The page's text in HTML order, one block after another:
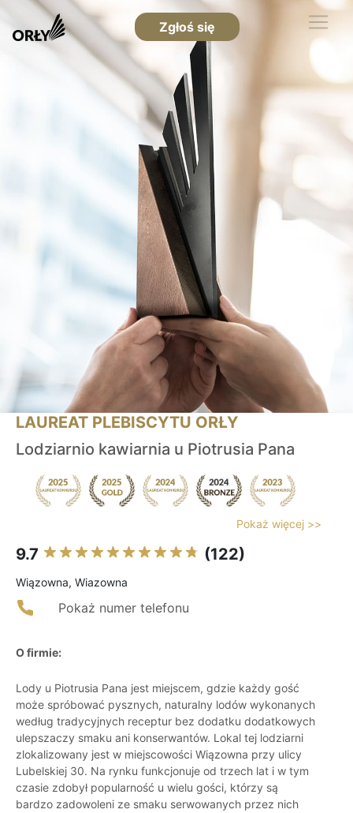
Zgłoś się
LAUREAT PLEBISCYTU ORŁY
Lodziarnio kawiarnia u Piotrusia Pana
Pokaż więcej >>
9.7 (122)
Wiązowna, Wiazowna
Pokaż numer telefonu
O firmie:
Lody u Piotrusia Pana jest miejscem, gdzie każdy gość
może spróbować pysznych, naturalny lodów wykonanych
według tradycyjnych receptur bez dodatku dodatkowych
ulepszaczy smaku ani konserwantów. Lokal tej lodziarni
zlokalizowany jest w miejscowości Wiązowna przy ulicy
Lubelskiej 30. Na rynku funkcjonuje od trzech lat i w tym
czasie zdobył popularność u wielu gości, którzy są
bardzo zadowoleni ze smaku serwowanych przez nich